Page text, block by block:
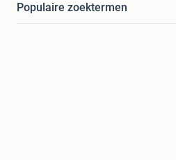
Populaire zoektermen